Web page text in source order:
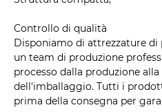
Controllo di qualità
Disponiamo di attrezzature
un team di produzione
processo dalla produzione
dell'imballaggio. Tutti i
prima della consegna per